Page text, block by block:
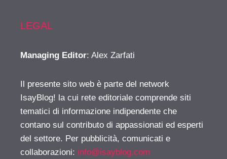
LEGAL
Managing Editor: Alex Zarfati
Il presente sito web è parte del network
IsayBlog! la cui rete editoriale comprende siti
tematici di informazione indipendente che
contano sul contributo di appassionati ed esperti
del settore. Per pubblicità, comunicati e
collaborazioni: info@isayblog.com